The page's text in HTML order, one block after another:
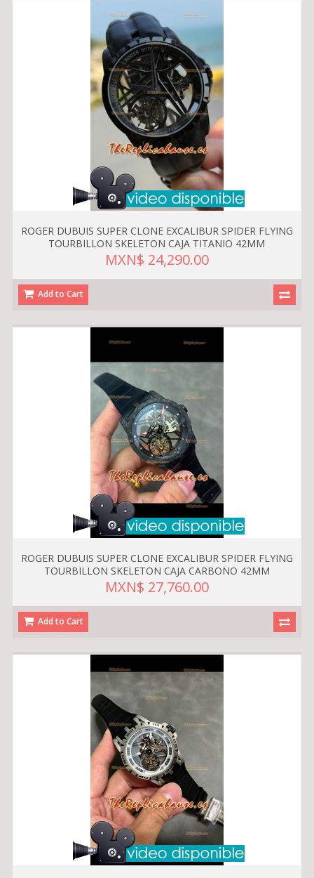
ROGER DUBUIS SUPER CLONE EXCALIBUR SPIDER FLYING
TOURBILLON SKELETON CAJA TITANIO 42MM
MXN$ 24,290.00
Add to Cart
ROGER DUBUIS SUPER CLONE EXCALIBUR SPIDER FLYING
TOURBILLON SKELETON CAJA CARBONO 42MM
MXN$ 27,760.00
Add to Cart